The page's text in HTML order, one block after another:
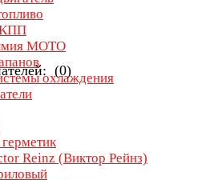
МОТО
охлаждения
Reinz (Виктор Рейнз)
(0)